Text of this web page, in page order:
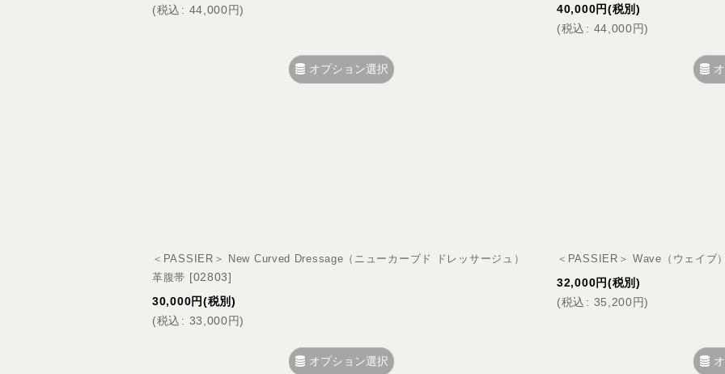
(税込 : 44,000円)
オプション選択
40,000円(税別)
(税込 : 44,000円)
＜PASSIER＞ New Curved Dressage（ニューカーブド ドレッサージュ）
革腹帯 [02803]
30,000円(税別)
(税込 : 33,000円)
オプション選択
＜PASSIER＞ Wave（ウェイブ
32,000円(税別)
(税込 : 35,200円)